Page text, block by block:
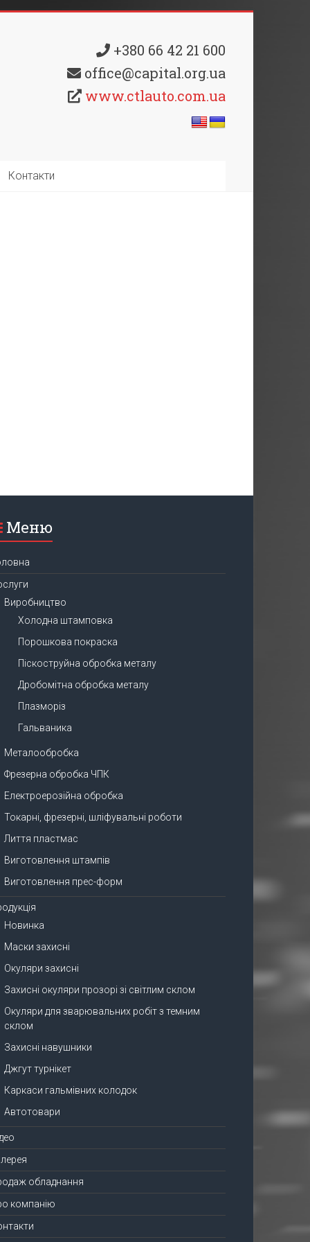
+380 66 42 21 600
office@capital.org.ua
www.ctlauto.com.ua
Контакти
Меню
Виробництво
Холодна штамповка
Порошкова покраска
Піскоструйна обробка металу
Дробомітна обробка металу
Плазморіз
Гальваника
Металообробка
Фрезерна обробка ЧПК
Електроерозійна обробка
Токарні, фрезерні, шліфувальні роботи
Лиття пластмас
Виготовлення штампів
Виготовлення прес-форм
Новинка
Маски захисні
Окуляри захисні
Захисні окуляри прозорі зі світлим склом
Окуляри для зварювальних робіт з темним
склом
Захисні навушники
Джгут турнікет
Каркаси гальмівних колодок
Автотовари
обладнання
компанію